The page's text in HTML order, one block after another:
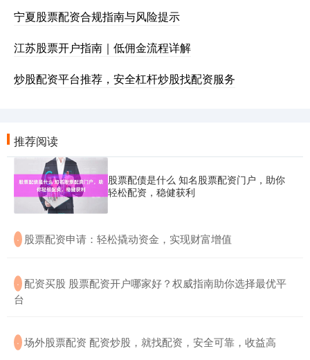
宁夏股票配资合规指南与风险提示
江苏股票开户指南｜低佣金流程详解
炒股配资平台推荐，安全杠杆炒股找配资服务
推荐阅读
股票配债是什么 知名股票配资门户，助你
轻松配资，稳健获利
· ​股票配资申请：轻松撬动资金，实现财富增值
· ​配资买股 股票配资开户哪家好？权威指南助你选择最优平
台
· ​场外股票配资 配资炒股，就找配资，安全可靠，收益高